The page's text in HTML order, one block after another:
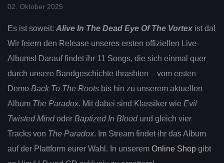
02. Oktober 2025
Es ist soweit: Alive In The Dead Eye Of The Vortex ist da!
Wir feiern den Release unseres ersten offiziellen Live-
Albums! Darauf findet ihr 11 Songs, die sich einmal quer
durch unsere Bandgeschichte thrashten – vom ersten
Demo Back To The Roots bis hin zu unserem aktuellen
Album The Paradox. Mit dabei sind Klassiker wie Evil
Twisted Mindoder Baptized In Bloodund gleich vier
Tracks von The Paradox. Im Stream findet ihr das Album
auf der Plattform eurer Wahl. In unserem Online Shop gibt